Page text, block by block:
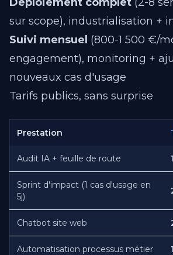
sur scope), industrialisation +
Suivi mensuel (800-1 500 €/
engagement), monitoring +
nouveaux cas d'usage
Tarifs publics, sans surprise
Prestation
Audit IA + feuille de route
Sprint d'impact (1 cas d'usage en
5j)
Chatbot site web
Automatisation processus métier